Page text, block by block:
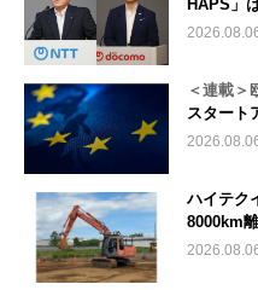
HAPS」
＜連載＞
スタート
ハイテク
8000km